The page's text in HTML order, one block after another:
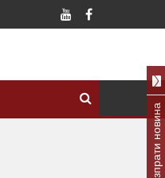
Изпрати новина